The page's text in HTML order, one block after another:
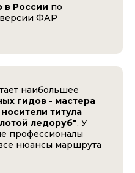
в России по
ФАР
наибольшее
гидов - мастера
носители титула
ледоруб". У
профессионалы
нюансы маршрута